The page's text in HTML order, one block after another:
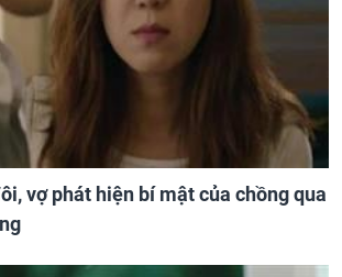
vợ phát hiện bí mật của chồng qua